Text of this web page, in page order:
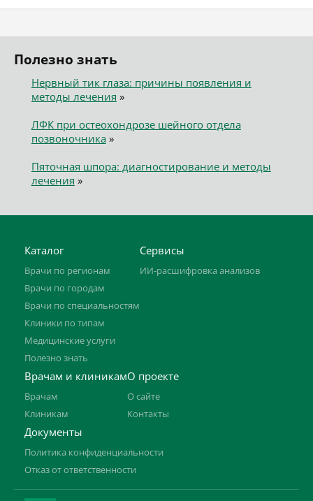
Полезно знать
Нервный тик глаза: причины появления и
методы лечения »
ЛФК при остеохондрозе шейного отдела
позвоночника»
Пяточная шпора: диагностирование и методы
лечения »
Каталог
Врачи по регионам
Врачи по городам
Врачи по специальностям
Клиники по типам
Медицинские услуги
Полезно знать
Сервисы
ИИ-расшифровка анализов
Врачам и клиникам
Врачам
Клиникам
О проекте
О сайте
Контакты
Документы
Политика конфиденциальности
Отказ от ответственности